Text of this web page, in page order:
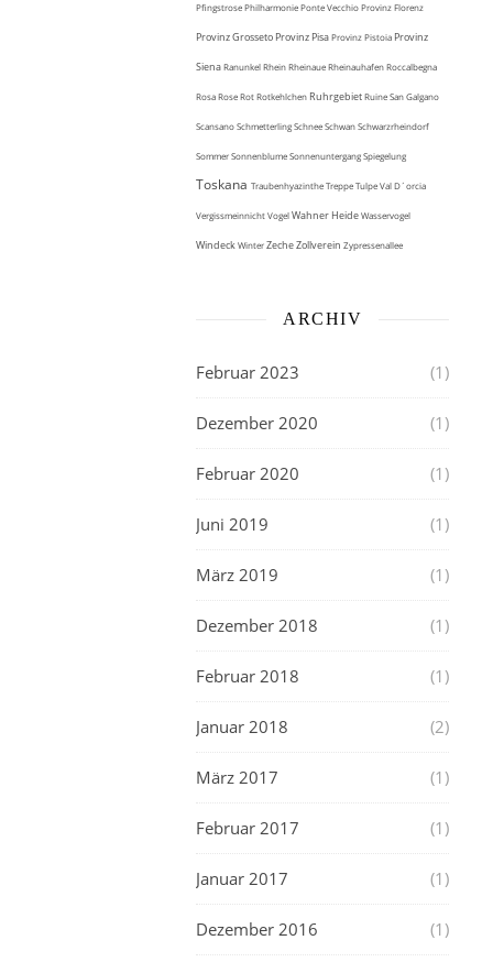
PfingstrosePhilharmoniePonte VecchioProvinz Florenz
Provinz Grosseto Provinz PisaProvinz Pistoia Provinz
SienaRanunkelRheinRheinaueRheinauhafenRoccalbegna
RosaRoseRotRotkehlchen RuhrgebietRuineSan Galgano
ScansanoSchmetterlingSchneeSchwanSchwarzrheindorf
SommerSonnenblumeSonnenuntergangSpiegelung
Toskana TraubenhyazintheTreppeTulpeVal D´orcia
VergissmeinnichtVogelWahner HeideWasservogel
WindeckWinterZeche Zollverein Zypressenallee
ARCHIV
Februar 2023 (1)
Dezember 2020 (1)
Februar 2020 (1)
Juni 2019 (1)
März 2019 (1)
Dezember 2018 (1)
Februar 2018 (1)
Januar 2018 (2)
März 2017 (1)
Februar 2017 (1)
Januar 2017 (1)
Dezember 2016 (1)